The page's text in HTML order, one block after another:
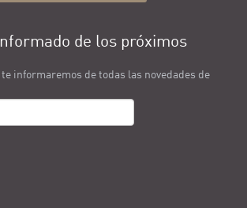
de los próximos
informaremos de todas las novedades de